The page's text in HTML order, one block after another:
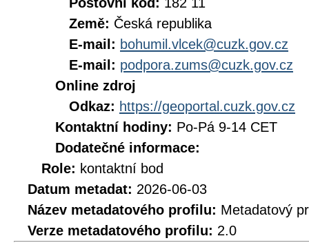
Země: Česká republika
E-mail: bohumil.vlcek@cuzk.gov.cz
E-mail: podpora.zums@cuzk.gov.cz
Online zdroj
Odkaz: https://geoportal.cuzk.gov.cz
Kontaktní hodiny: Po-Pá 9-14 CET
Dodatečné informace:
Role: kontaktní bod
Datum metadat: 2026-06-03
Název metadatového profilu: Metadatový
Verze metadatového profilu: 2.0